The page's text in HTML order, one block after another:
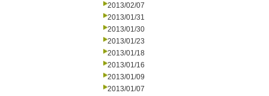
2013/02/07
2013/01/31
2013/01/30
2013/01/23
2013/01/18
2013/01/16
2013/01/09
2013/01/07